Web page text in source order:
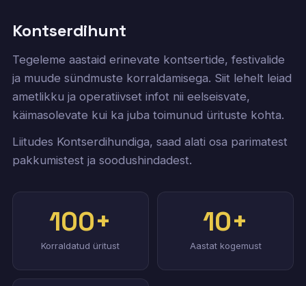
Kontserdihunt
Tegeleme aastaid erinevate kontsertide, festivalide
ja muude sündmuste korraldamisega. Siit lehelt leiad
ametlikku ja operatiivset infot nii eelseisvate,
käimasolevate kui ka juba toimunud ürituste kohta.
Liitudes Kontserdihundiga, saad alati osa parimatest
pakkumistest ja soodushindadest.
100+
Korraldatud üritust
10+
Aastat kogemust